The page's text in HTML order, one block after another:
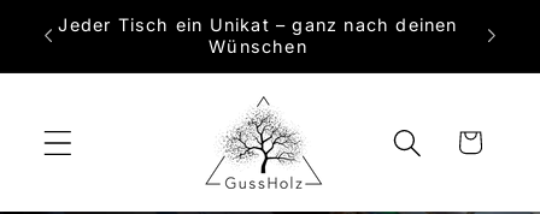
zum
Jeder Tisch ein Unikat – ganz nach deinen
Wünschen
Warenkorb